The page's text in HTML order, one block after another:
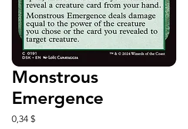
Monstrous
Emergence
0,34 $Prix